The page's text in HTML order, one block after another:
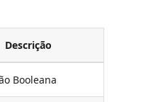
Descrição
Booleana